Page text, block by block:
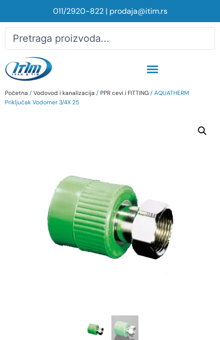
011/2920-822| prodaja@itim.rs
Početna /Vodovod i kanalizacija / PPR cevi i FITTING/ AQUATHERM
Priključak Vodomer 3/4X 25